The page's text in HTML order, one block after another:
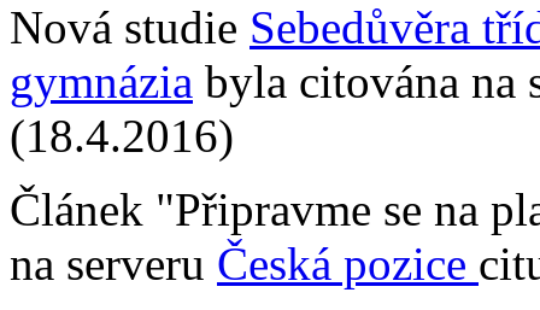
Nová studie Sebedůvěra
gymnázia byla citována na
(18.4.2016)
Článek "Připravme se na
na serveru Česká pozice